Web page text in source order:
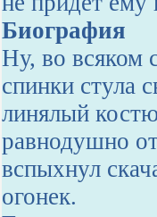
Биография
Ну, во всяком
спинки стула
линялый
равнодушно
вспыхнул
огонек.